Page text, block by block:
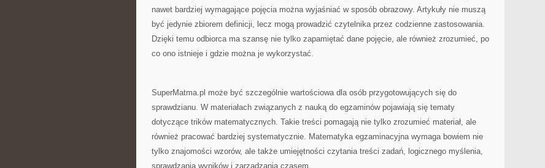
nawet bardziej wymagające pojęcia można wyjaśniać w sposób obrazowy. Artykuły nie muszą
być jedynie zbiorem definicji, lecz mogą prowadzić czytelnika przez codzienne zastosowania.
Dzięki temu odbiorca ma szansę nie tylko zapamiętać dane pojęcie, ale również zrozumieć, po
co ono istnieje i gdzie można je wykorzystać.
SuperMatma.pl może być szczególnie wartościowa dla osób przygotowujących się do
sprawdzianu. W materiałach związanych z nauką do egzaminów pojawiają się tematy
dotyczące trików matematycznych. Takie treści pomagają nie tylko zrozumieć materiał, ale
również pracować bardziej systematycznie. Matematyka egzaminacyjna wymaga bowiem nie
tylko znajomości wzorów, ale także umiejętności czytania treści zadań, logicznego myślenia,
sprawdzania wyników i zarządzania czasem.